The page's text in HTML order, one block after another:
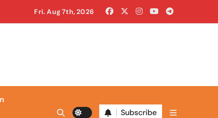
Fri. Aug 7th, 2026
Subscribe